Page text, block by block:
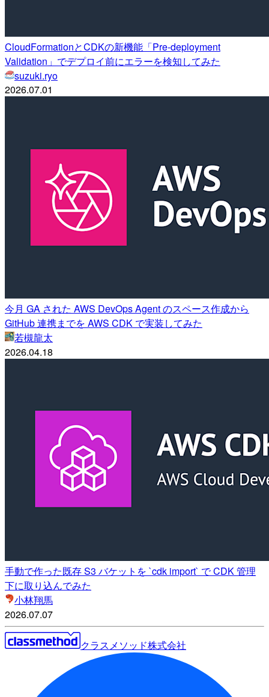
CloudFormationとCDKの新機能「Pre-deployment
Validation」でデプロイ前にエラーを検知してみた
suzuki.ryo
2026.07.01
今月 GA された AWS DevOps Agent のスペース作成から
GitHub 連携までを AWS CDK で実装してみた
若槻龍太
2026.04.18
手動で作った既存 S3 バケットを `cdk import` で CDK 管理
下に取り込んでみた
小林翔馬
2026.07.07
クラスメソッド株式会社